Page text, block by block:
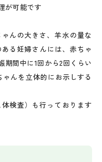
が可能です
んの大きさ、羊水の量な
る妊婦さんには、赤ちゃ
期間中に1回から2回くらい
んを立体的にお示しする
検査）も行っております